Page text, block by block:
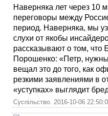
Наверняка лет через 10
переговоры между
период. Наверняка, мы
слухи от якобы
рассказывают о том,
Порошенко: «Петр,
вещал это до того, как
резкими заявлениями в
«уступках» выглядит
Суспільство. 2016-10-06